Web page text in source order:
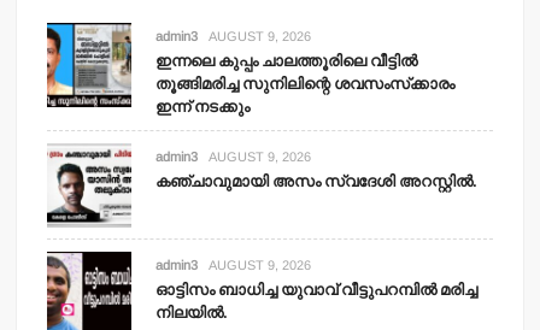
admin3 AUGUST 9, 2026
ഇന്നലെ കുപ്പം ചാലത്തൂരിലെ വീട്ടില്‍
തൂങ്ങിമരിച്ച സുനിലിന്റെ ശവസംസ്‌ക്കാരം
ഇന്ന് നടക്കും
admin3 AUGUST 9, 2026
കഞ്ചാവുമായി അസം സ്വദേശി അറസ്റ്റില്‍.
admin3 AUGUST 9, 2026
ഓട്ടിസം ബാധിച്ച യുവാവ് വീട്ടുപറമ്പില്‍ മരിച്ച
നിലയില്‍.